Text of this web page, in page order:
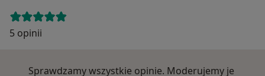
5 opinii
Sprawdzamy wszystkie opinie. Moderujemy je